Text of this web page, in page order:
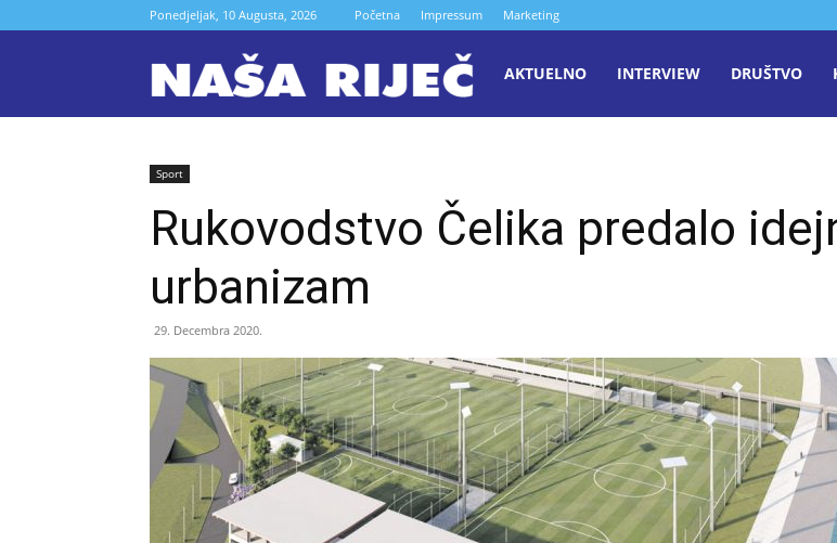
Ponedjeljak, 10 Augusta, 2026 Početna Impressum Marketing
Naša
Zenica
AKTUELNO INTERVIEW DRUŠTVO
Sport
Rukovodstvo Čelika predalo
urbanizam
29. Decembra 2020.